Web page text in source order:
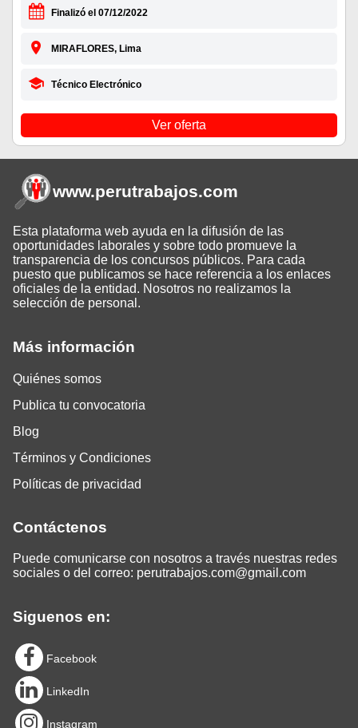
Finalizó el 07/12/2022
MIRAFLORES, Lima
Técnico Electrónico
Ver oferta
Más información
Quiénes somos
Publica tu convocatoria
Blog
Términos y Condiciones
Políticas de privacidad
Contáctenos
Puede comunicarse con nosotros a través nuestras redes
sociales o del correo: perutrabajos.com@gmail.com
Siguenos en:
Facebook
LinkedIn
Instagram
www.perutrabajos.com
Esta plataforma web ayuda en la difusión de las
oportunidades laborales y sobre todo promueve la
transparencia de los concursos públicos. Para cada
puesto que publicamos se hace referencia a los enlaces
oficiales de la entidad. Nosotros no realizamos la
selección de personal.